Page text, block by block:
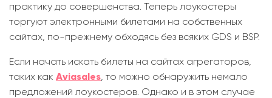
практику до совершенства. Теперь лоукостеры
торгуют электронными билетами на собственных
сайтах, по-прежнему обходясь без всяких GDS и BSP.
Если начать искать билеты на сайтах агрегаторов,
таких как Aviasales, то можно обнаружить немало
предложений лоукостеров. Однако и в этом случае